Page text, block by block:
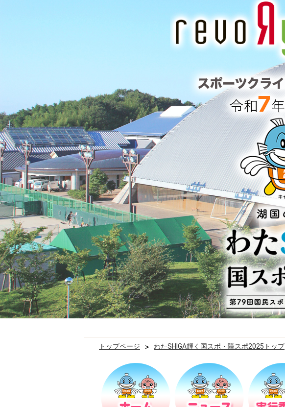
トップページ > わたSHIGA輝く国スポ・障スポ2025トップ